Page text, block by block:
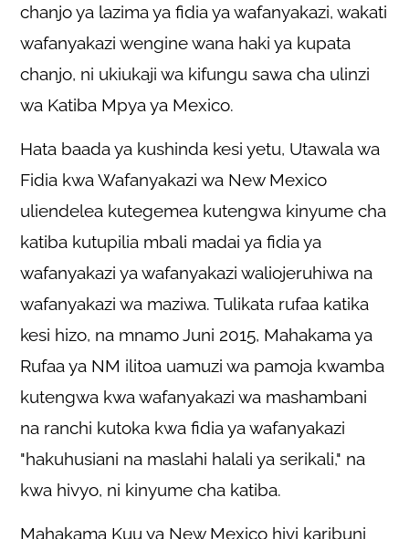
chanjo ya lazima ya fidia ya wafanyakazi, wakati
wafanyakazi wengine wana haki ya kupata
chanjo, ni ukiukaji wa kifungu sawa cha ulinzi
wa Katiba Mpya ya Mexico.
Hata baada ya kushinda kesi yetu, Utawala wa
Fidia kwa Wafanyakazi wa New Mexico
uliendelea kutegemea kutengwa kinyume cha
katiba kutupilia mbali madai ya fidia ya
wafanyakazi ya wafanyakazi waliojeruhiwa na
wafanyakazi wa maziwa. Tulikata rufaa katika
kesi hizo, na mnamo Juni 2015, Mahakama ya
Rufaa ya NM ilitoa uamuzi wa pamoja kwamba
kutengwa kwa wafanyakazi wa mashambani
na ranchi kutoka kwa fidia ya wafanyakazi
"hakuhusiani na maslahi halali ya serikali," na
kwa hivyo, ni kinyume cha katiba.
Mahakama Kuu ya New Mexico hivi karibuni